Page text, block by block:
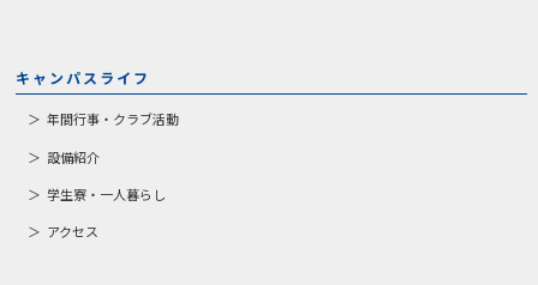
キャンパスライフ
年間行事・クラブ活動
設備紹介
学生寮・一人暮らし
アクセス